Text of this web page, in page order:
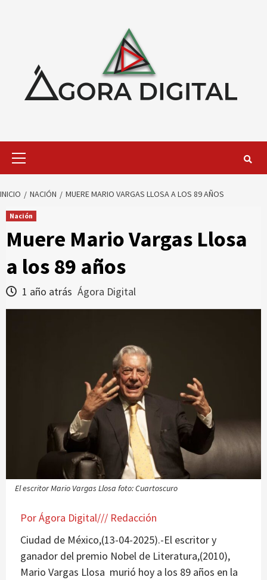
INICIO NACIÓN MUERE MARIO VARGAS LLOSA A LOS 89 AÑOS
Nación
Muere Mario Vargas Llosa
a los 89 años
1 año atrás Ágora Digital
El escritor Mario Vargas Llosa foto: Cuartoscuro
Por Ágora Digital/// Redacción
Ciudad de México,(13-04-2025).-El escritor y
ganador del premio Nobel de Literatura,(2010),
Mario Vargas Llosa murió hoy a los 89 años en la